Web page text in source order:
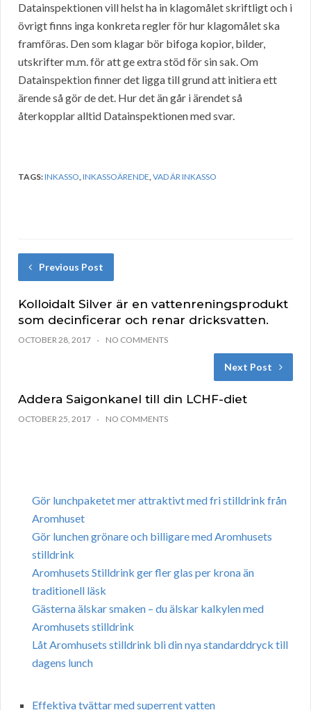
Datainspektionen vill helst ha in klagomålet skriftligt och i
övrigt finns inga konkreta regler för hur klagomålet ska
framföras. Den som klagar bör bifoga kopior, bilder,
utskrifter m.m. för att ge extra stöd för sin sak. Om
Datainspektion finner det ligga till grund att initiera ett
ärende så gör de det. Hur det än går i ärendet så
återkopplar alltid Datainspektionen med svar.
TAGS:INKASSO,INKASSOÄRENDE,VAD ÄR INKASSO
Previous Post
Kolloidalt Silver är en vattenreningsprodukt
som decinficerar och renar dricksvatten.
OCTOBER 28, 2017 NO COMMENTS
Next Post
Addera Saigonkanel till din LCHF-diet
OCTOBER 25, 2017 NO COMMENTS
Gör lunchpaketet mer attraktivt med fri stilldrink från
Aromhuset
Gör lunchen grönare och billigare med Aromhusets
stilldrink
Aromhusets Stilldrink ger fler glas per krona än
traditionell läsk
Gästerna älskar smaken – du älskar kalkylen med
Aromhusets stilldrink
Låt Aromhusets stilldrink bli din nya standarddryck till
dagens lunch
Effektiva tvättar med superrent vatten